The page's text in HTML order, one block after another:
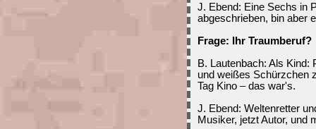
J. Ebend: Eine Sechs in
abgeschrieben, bin aber
Frage: Ihr Traumberuf?
B. Lautenbach: Als Kind:
und weißes Schürzchen
Tag Kino – das war's.
J. Ebend: Weltenretter
Musiker, jetzt Autor, und